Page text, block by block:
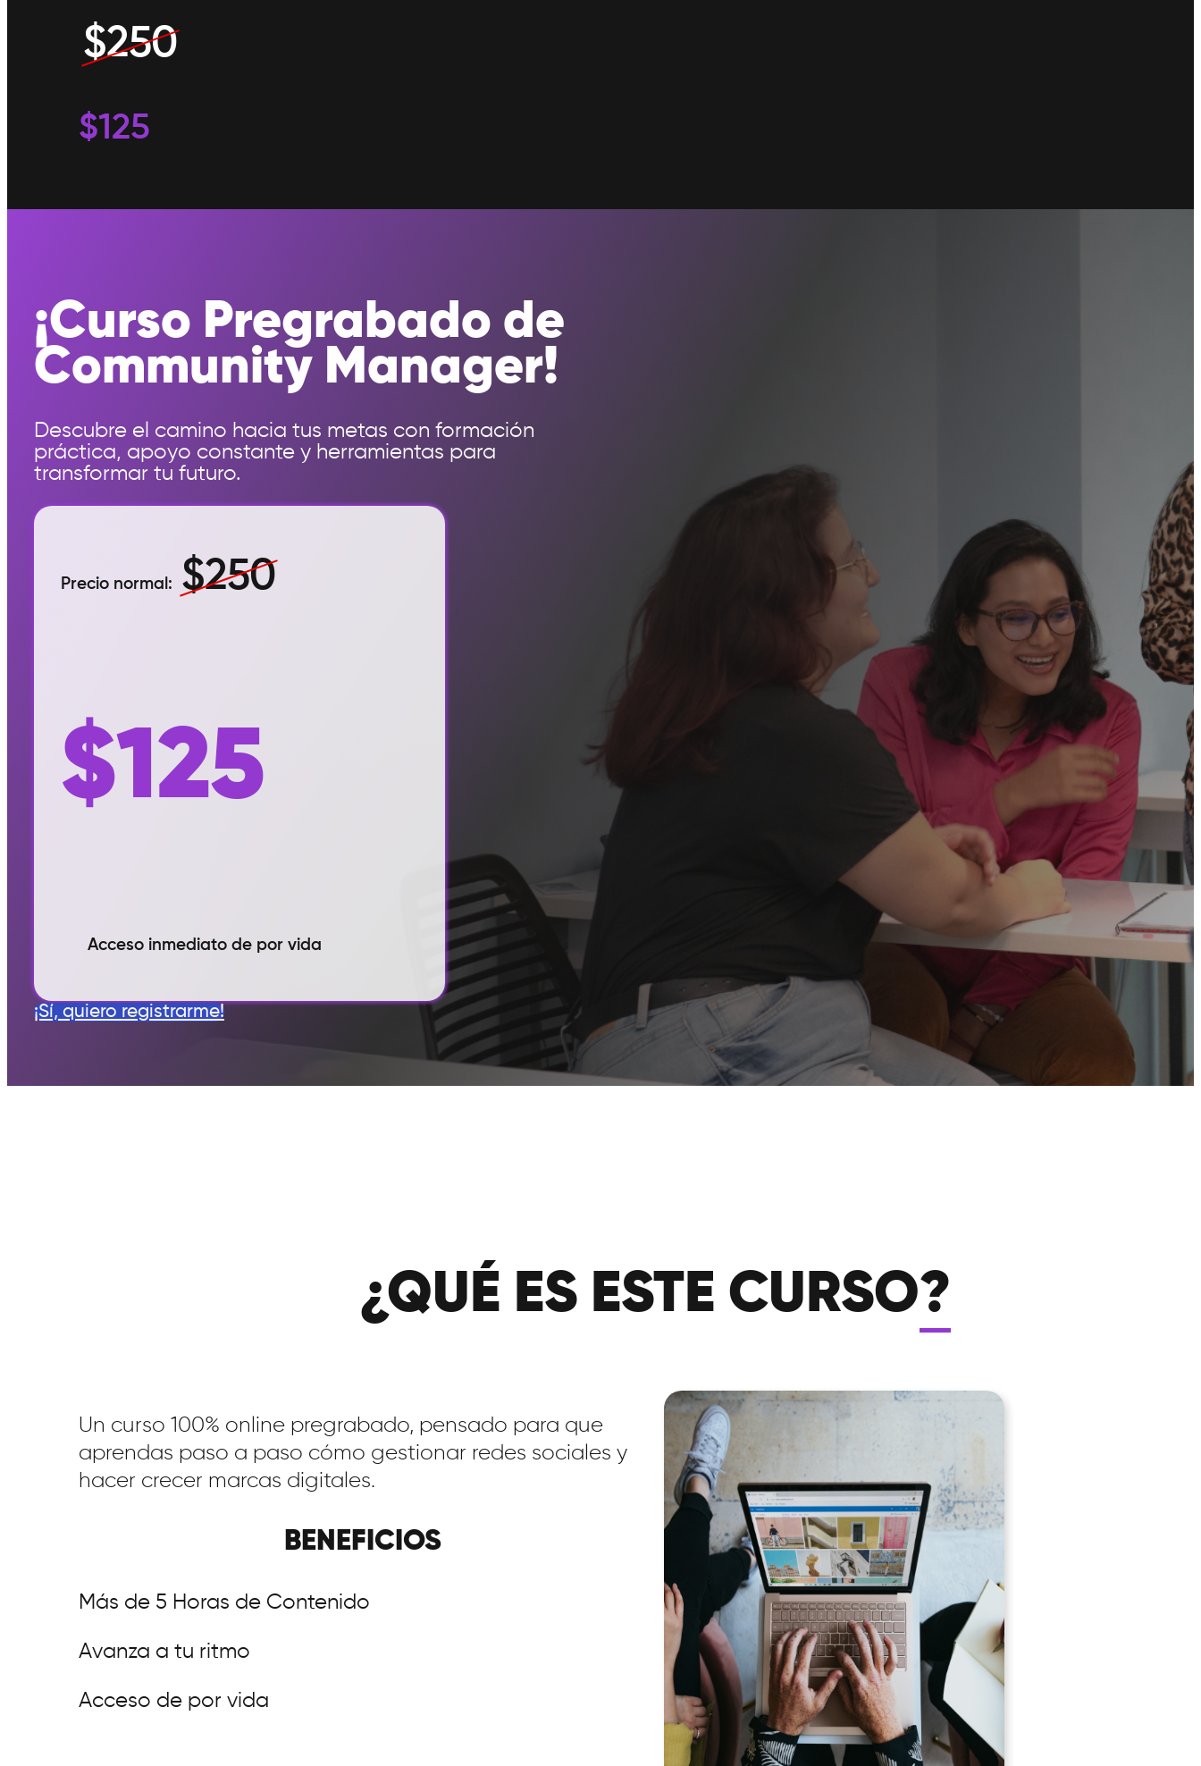
$250
$125
¡Curso Pregrabado de
Community Manager!
Descubre el camino hacia tus metas con formación
práctica, apoyo constante y herramientas para
transformar tu futuro.
Precio normal: $250
$125
Acceso inmediato de por vida
¡Sí, quiero registrarme!
¿QUÉ ES ESTE CURSO?
Un curso 100% online pregrabado, pensado para que
aprendas paso a paso cómo gestionar redes sociales y
hacer crecer marcas digitales.
BENEFICIOS
Más de 5 Horas de Contenido
Avanza a tu ritmo
Acceso de por vida